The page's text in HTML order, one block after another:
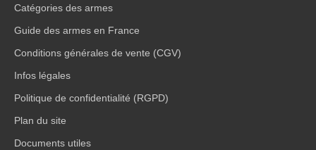
Catégories des armes
Guide des armes en France
Conditions générales de vente (CGV)
Infos légales
Politique de confidentialité (RGPD)
Plan du site
Documents utiles